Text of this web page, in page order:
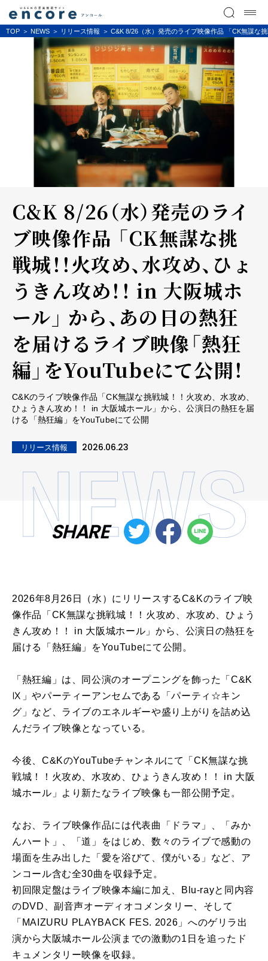
TOP NEWS リリース情報 C&K 8/26（水）発売のライブ映像作品 「CK無謀な
C&K 8/26（水）発売のライ
ブ映像作品 「CK無謀な挑
戦城！！火攻め、水攻め、ひょ
うきん攻め！！ in 大阪城ホ
ール」 から、あの日の熱狂
を届けるライブ映像「熱狂
編」をYouTubeにて公開！
C&Kのライブ映像作品「CK無謀な挑戦城！！火攻め、水攻め、
ひょうきん攻め！！ in 大阪城ホール」から、公演日の熱狂を届
ける「熱狂編」をYouTubeにて公開
リリース情報 2026.06.23
SHARE
2026年8月26日（水）にリリースするC&Kのライブ映
像作品「CK無謀な挑戦城！！火攻め、水攻め、ひょう
きん攻め！！ in 大阪城ホール」から、公演日の熱狂を
届ける「熱狂編」をYouTubeにて公開。
「熱狂編」は、同公演のオープニングを飾った「C&K
Ⅸ」やパーティーアンセムである「パーティ☆キン
グ」など、ライブのエネルギーや盛り上がりを詰め込
んだライブ映像となっている。
今後、C&KのYouTubeチャンネルにて「CK無謀な挑
戦城！！火攻め、水攻め、ひょうきん攻め！！ in 大阪
城ホール」より新たなライブ映像も一部公開予定。
なお、ライブ映像作品には代表曲「ドラマ」、「みか
んハート」、「道」をはじめ、数々のライブで感動の
場面を生み出した「愛を浴びて、僕がいる」など、ア
ンコール含む全30曲を収録予定。
初回限定盤はライブ映像本編に加え、Blu-rayと同内容
のDVD、副音声オーディオコメンタリー、そして
「MAIZURU PLAYBACK FES. 2026」へのゲリラ出
演から大阪城ホール公演までの激動の1日を追ったド
キュメンタリー映像を収録。